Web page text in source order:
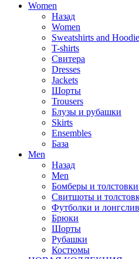
Women
Назад
Women
Sweatshirts and
T-shirts
Свитера
Dresses
Jackets
Шорты
Trousers
Блузы и рубашки
Skirts
Ensembles
База
Men
Назад
Men
Бомберы и
Свитшоты и
Футболки и
Брюки
Шорты
Рубашки
Костюмы